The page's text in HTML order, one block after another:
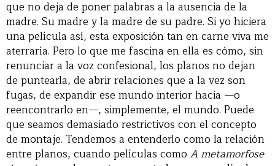
que no deja de poner palabras a la ausencia de la
madre. Su madre y la madre de su padre. Si yo hiciera
una película así, esta exposición tan en carne viva me
aterraría. Pero lo que me fascina en ella es cómo, sin
renunciar a la voz confesional, los planos no dejan
de puntearla, de abrir relaciones que a la vez son
fugas, de expandir ese mundo interior hacia —o
reencontrarlo en—, simplemente, el mundo. Puede
que seamos demasiado restrictivos con el concepto
de montaje. Tendemos a entenderlo como la relación
entre planos, cuando películas como A metamorfose